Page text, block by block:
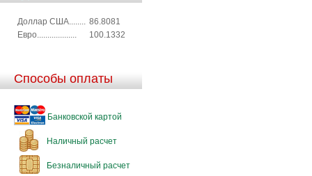
Доллар США........ 86.8081
Евро...................
100.1332
Способы оплаты
Банковской картой
Наличный расчет
Безналичный расчет